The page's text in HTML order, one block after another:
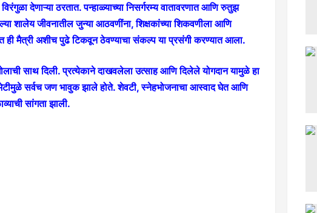
देणाऱ्या ठरतात. पन्हाळ्याच्या निसर्गरम्य वातावरणात आणि रुतुझ
शालेय जीवनातील जुन्या आठवणींना, शिक्षकांच्या शिकवणीला आणि
ही मैत्री अशीच पुढे टिकवून ठेवण्याचा संकल्प या प्रसंगी करण्यात आला.
साथ दिली. प्रत्येकाने दाखवलेला उत्साह आणि दिलेले योगदान यामुळे हा
सर्वच जण भावुक झाले होते. शेवटी, स्नेहभोजनाचा आस्वाद घेत आणि
सांगता झाली.